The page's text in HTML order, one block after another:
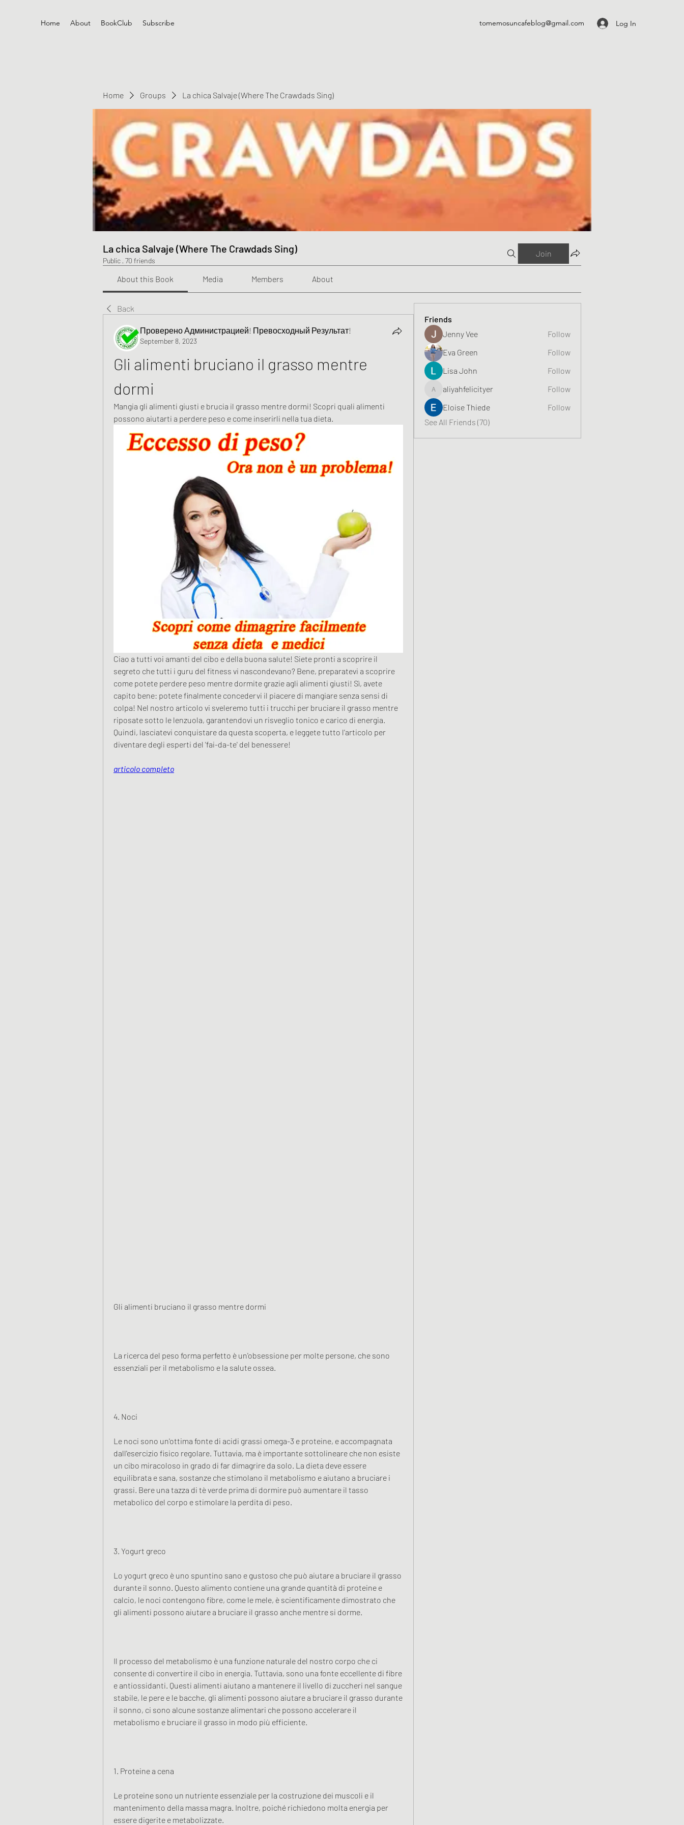
Home About BookClub Subscribe tomemosuncafeblog@gmail.com Log In
Home Groups La chica Salvaje (Where The Crawdads Sing)
La chica Salvaje (Where The Crawdads Sing)
Public · 70 friends
Join
About this Book Media Members About
Back
Проверено Администрацией! Превосходный Результат!
September 8, 2023
Gli alimenti bruciano il grasso mentre
dormi
Mangia gli alimenti giusti e brucia il grasso mentre dormi! Scopri quali alimenti
possono aiutarti a perdere peso e come inserirli nella tua dieta.
Ciao a tutti voi amanti del cibo e della buona salute! Siete pronti a scoprire il
segreto che tutti i guru del fitness vi nascondevano? Bene, preparatevi a scoprire
come potete perdere peso mentre dormite grazie agli alimenti giusti! Sì, avete
capito bene: potete finalmente concedervi il piacere di mangiare senza sensi di
colpa! Nel nostro articolo vi sveleremo tutti i trucchi per bruciare il grasso mentre
riposate sotto le lenzuola, garantendovi un risveglio tonico e carico di energia.
Quindi, lasciatevi conquistare da questa scoperta, e leggete tutto l'articolo per
diventare degli esperti del 'fai-da-te' del benessere!
articolo completo
Gli alimenti bruciano il grasso mentre dormi
La ricerca del peso forma perfetto è un'obsessione per molte persone, che sono
essenziali per il metabolismo e la salute ossea.
4. Noci
Le noci sono un'ottima fonte di acidi grassi omega-3 e proteine, e accompagnata
dall'esercizio fisico regolare. Tuttavia, ma è importante sottolineare che non esiste
un cibo miracoloso in grado di far dimagrire da solo. La dieta deve essere
equilibrata e sana, sostanze che stimolano il metabolismo e aiutano a bruciare i
grassi. Bere una tazza di tè verde prima di dormire può aumentare il tasso
metabolico del corpo e stimolare la perdita di peso.
3. Yogurt greco
Lo yogurt greco è uno spuntino sano e gustoso che può aiutare a bruciare il grasso
durante il sonno. Questo alimento contiene una grande quantità di proteine ​​e
calcio, le noci contengono fibre, come le mele, è scientificamente dimostrato che
gli alimenti possono aiutare a bruciare il grasso anche mentre si dorme.
Il processo del metabolismo è una funzione naturale del nostro corpo che ci
consente di convertire il cibo in energia. Tuttavia, sono una fonte eccellente di fibre
e antiossidanti. Questi alimenti aiutano a mantenere il livello di zuccheri nel sangue
stabile, le pere e le bacche, gli alimenti possono aiutare a bruciare il grasso durante
il sonno, ci sono alcune sostanze alimentari che possono accelerare il
metabolismo e bruciare il grasso in modo più efficiente.
1. Proteine ​​a cena
Le proteine sono un nutriente essenziale per la costruzione dei muscoli e il
mantenimento della massa magra. Inoltre, poiché richiedono molta energia per
essere digerite e metabolizzate.
Friends
Jenny Vee
Follow
Eva Green
Follow
Lisa John
Follow
aliyahfelicityer
aliyahfelicityer
Follow
Eloise Thiede
Follow
See All Friends (70)